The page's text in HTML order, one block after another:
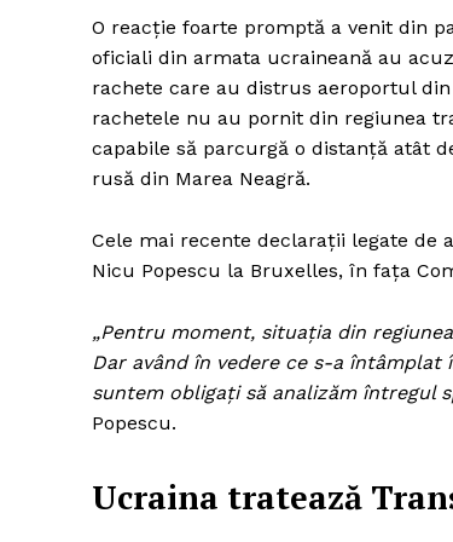
O reacție foarte promptă a venit din
oficiali din armata ucraineană au
rachete care au distrus aeroportul
rachetele nu au pornit din regiunea
capabile să parcurgă o distanță atât
rusă din Marea Neagră.
Cele mai recente declarații legate de
Nicu Popescu la Bruxelles, în fața
„Pentru moment, situația din
Dar având în vedere ce s-a
suntem obligați să analizăm întregul
Popescu.
Ucraina tratează